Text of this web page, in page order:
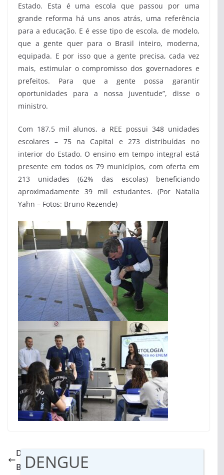
Estado. Esta é uma escola que passou por uma
grande reforma há uns anos atrás, uma referência
para a educação. E é esse tipo de escola, de modelo,
que a gente quer para o Brasil inteiro, moderna,
equipada. E por isso que a gente precisa, cada vez
mais, estimular o compromisso dos governadores e
prefeitos. Para que a gente possa garantir
oportunidades para a nossa juventude”, disse o
ministro.
Com 187,5 mil alunos, a REE possui 348 unidades
escolares – 75 na Capital e 273 distribuídas no
interior do Estado. O ensino em tempo integral está
presente em todos os 79 municípios, com oferta em
213 unidades (62% das escolas) beneficiando
aproximadamente 39 mil estudantes. (Por Natalia
Yahn – Fotos: Bruno Rezende)
Delegada da Polícia Civil de MS participa em
Brasília de ação contra manipulação de jogos
DENGUE